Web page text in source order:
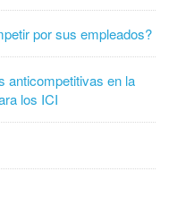
por sus empleados?
anticompetitivas en la
los ICI